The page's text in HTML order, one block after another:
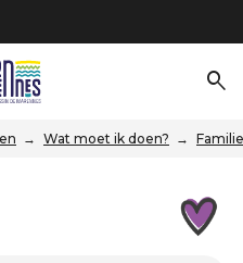
Wat moet ik doen?